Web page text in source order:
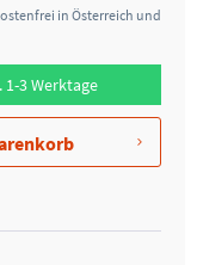
in Österreich und
3 Werktage